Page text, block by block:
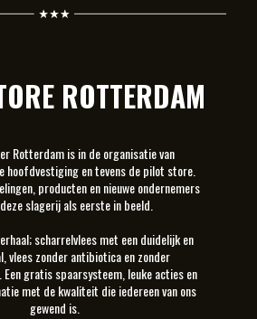
ROTTERDAM
Rotterdam is in de organisatie van
hoofdvestiging en tevens de pilot store.
producten en nieuwe ondernemers
slagerij als eerste in beeld.
scharrelvlees met een duidelijk en
vlees zonder antibiotica en zonder
gratis spaarsysteem, leuke acties en
met de kwaliteit die iedereen van ons
gewend is.